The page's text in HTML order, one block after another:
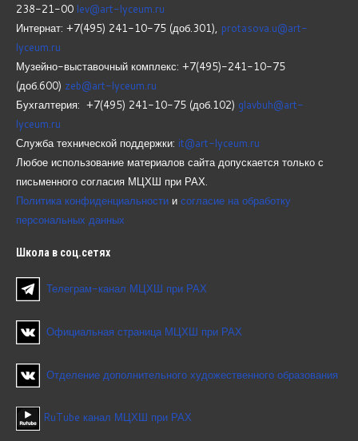
238-21-00 lev@art-lyceum.ru
Интернат: +7(495) 241-10-75 (доб.301), protasova.u@art-
lyceum.ru
Музейно-выставочный комплекс: +7(495)-241-10-75
(доб.600) zeb@art-lyceum.ru
Бухгалтерия: +7(495) 241-10-75 (доб.102) glavbuh@art-
lyceum.ru
Служба технической поддержки: it@art-lyceum.ru
Любое использование материалов сайта допускается только с
письменного согласия МЦХШ при РАХ.
Политика конфиденциальности и согласие на обработку
персональных данных
Школа в соц.сетях
Телеграм-канал МЦХШ при РАХ
Официальная страница МЦХШ при РАХ
Отделение дополнительного художественного образования
RuTube канал МЦХШ при РАХ